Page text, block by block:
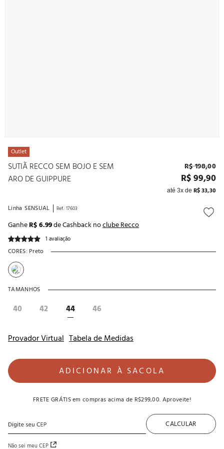
Outlet
SUTIÃ RECCO SEM BOJO E SEM
ARO DE GUIPPURE
R$198,00
R$99,90
até 3x de R$33,30
Linha SENSUAL Ref.:17603
GanheR$ 6.99de Cashback noclube Recco
1 avaliação
CORES: Preto
TAMANHOS
42 46
44
40
Provador Virtual Tabela de Medidas
ADICIONAR À SACOLA
FRETE GRÁTISem compras acima de R$299,00. Aproveite!
Não sei meu CEP
CALCULAR